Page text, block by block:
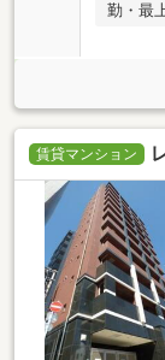
勤・最
賃貸マンション